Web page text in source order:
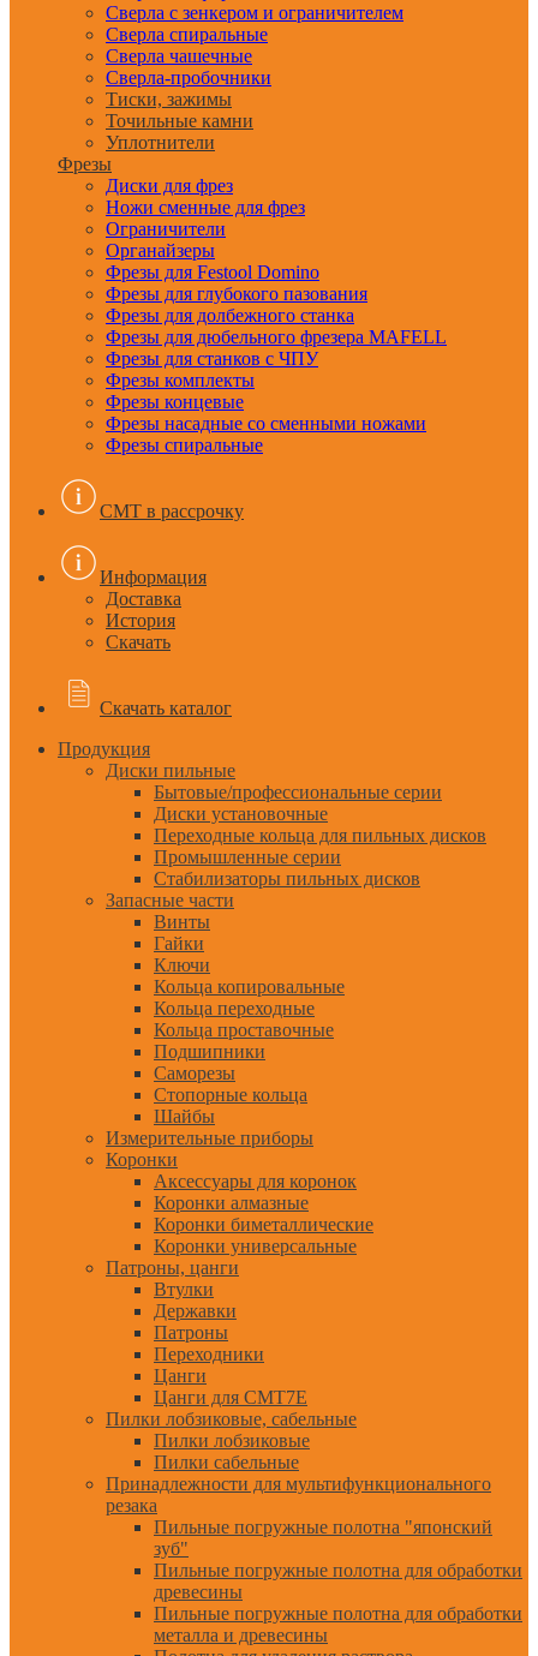
Сверла с зенкером и ограничителем
Сверла спиральные
Сверла чашечные
Сверла-пробочники
Тиски, зажимы
Точильные камни
Уплотнители
Фрезы
Диски для фрез
Ножи сменные для фрез
Ограничители
Органайзеры
Фрезы для Festool Domino
Фрезы для глубокого пазования
Фрезы для долбежного станка
Фрезы для дюбельного фрезера MAFELL
Фрезы для станков с ЧПУ
Фрезы комплекты
Фрезы концевые
Фрезы насадные со сменными ножами
Фрезы спиральные
CMT в рассрочку
Информация
Доставка
История
Скачать
Скачать каталог
Продукция
Диски пильные
Бытовые/профессиональные серии
Диски установочные
Переходные кольца для пильных дисков
Промышленные серии
Стабилизаторы пильных дисков
Запасные части
Винты
Гайки
Ключи
Кольца копировальные
Кольца переходные
Кольца проставочные
Подшипники
Саморезы
Стопорные кольца
Шайбы
Измерительные приборы
Коронки
Аксессуары для коронок
Коронки алмазные
Коронки биметаллические
Коронки универсальные
Патроны, цанги
Втулки
Державки
Патроны
Переходники
Цанги
Цанги для CMT7E
Пилки лобзиковые, сабельные
Пилки лобзиковые
Пилки сабельные
Принадлежности для мультифункционального
резака
Пильные погружные полотна "японский
зуб"
Пильные погружные полотна для обработки
древесины
Пильные погружные полотна для обработки
металла и древесины